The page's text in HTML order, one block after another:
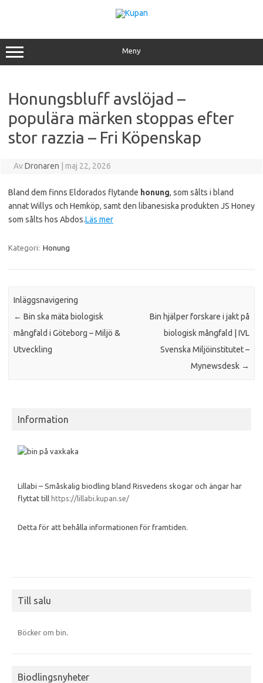
Meny
Honungsbluff avslöjad –
populära märken stoppas efter
stor razzia – Fri Köpenskap
AvDronaren maj 22, 2026
Bland dem finns Eldorados flytande honung, som sålts i bland
annat Willys och Hemköp, samt den libanesiska produkten JS Honey
som sålts hos Abdos.Läs mer
Kategori: Honung
Inläggsnavigering
← Bin ska mäta biologisk
mångfald i Göteborg – Miljö &
Utveckling
Bin hjälper forskare i jakt på
biologisk mångfald | IVL
Svenska Miljöinstitutet –
Mynewsdesk →
Information
Lillabi – Småskalig biodling bland Risvedens skogar och ängar har
flyttat till https://lillabi.kupan.se/
Detta för att behålla informationen för framtiden.
Till salu
Böcker om bin
Biodlingsnyheter